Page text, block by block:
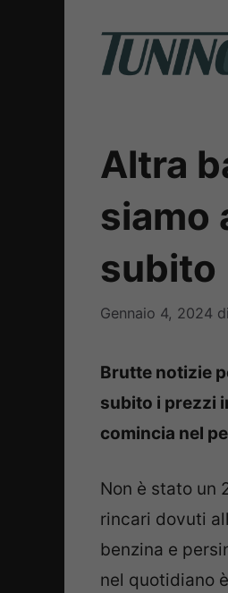
Altra
siamo
subito
Gennaio 4, 2024 di
Brutte notizie
subito i prezzi
comincia nel
Non è stato un
rincari dovuti
benzina e
nel quotidiano